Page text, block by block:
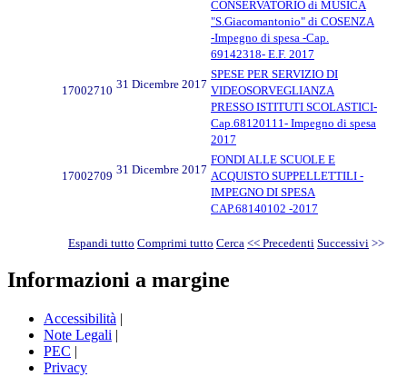
CONSERVATORIO di MUSICA
"S.Giacomantonio" di COSENZA
-Impegno di spesa -Cap.
69142318- E.F. 2017
17002710 31 Dicembre 2017
SPESE PER SERVIZIO DI
VIDEOSORVEGLIANZA
PRESSO ISTITUTI SCOLASTICI-
Cap.68120111- Impegno di spesa
2017
17002709 31 Dicembre 2017
FONDI ALLE SCUOLE E
ACQUISTO SUPPELLETTILI -
IMPEGNO DI SPESA
CAP.68140102 -2017
Espandi tutto Comprimi tutto Cerca << Precedenti Successivi >>
Informazioni a margine
Accessibilità |
Note Legali |
PEC |
Privacy